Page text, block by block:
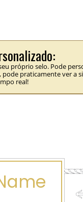
próprio selo. Pode
praticamente ver a
real!